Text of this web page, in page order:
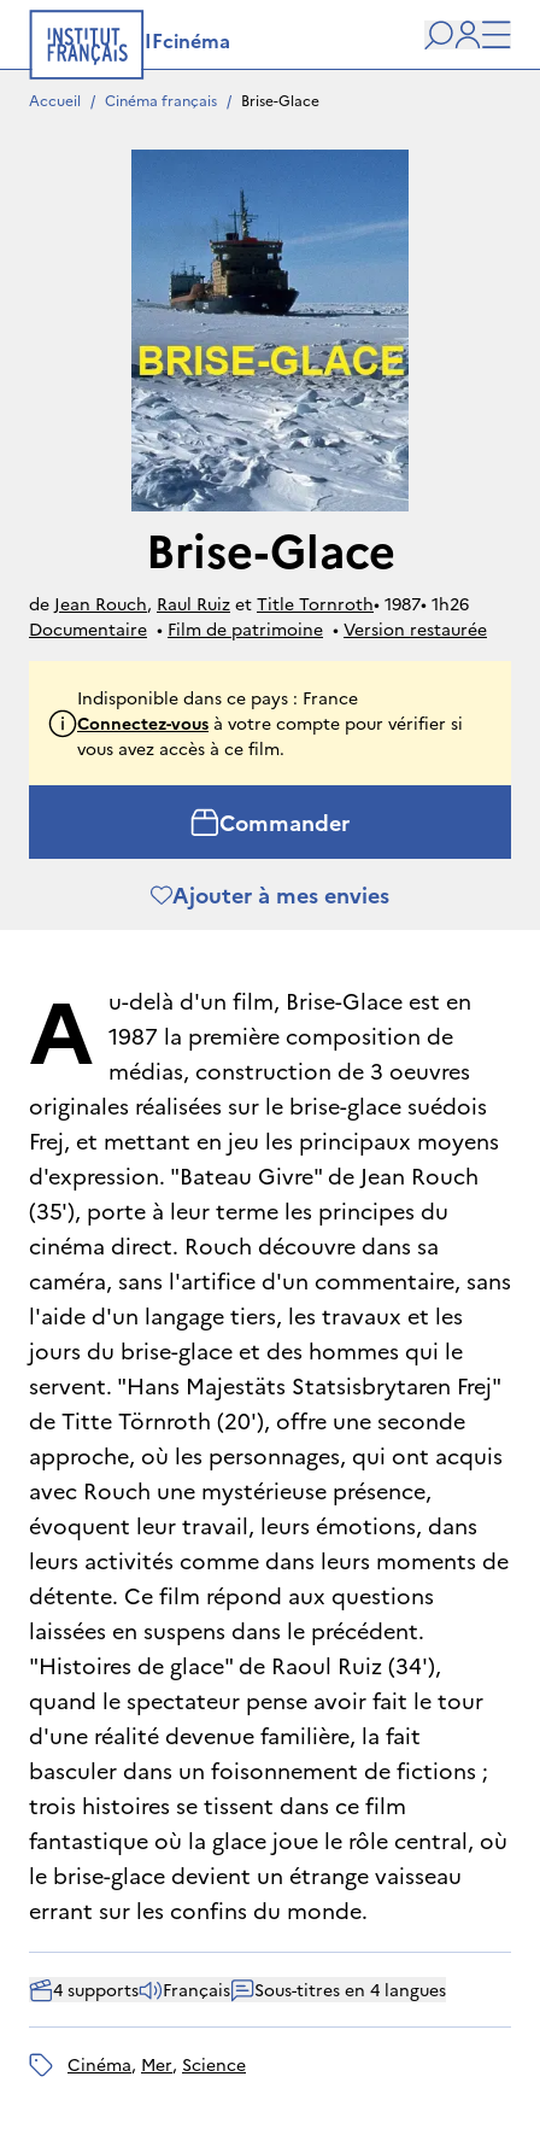
IFcinéma
user
Accueil / Cinéma français / Brise-Glace
Brise-Glace
de Jean Rouch, Raul Ruiz et Title Tornroth• 1987• 1h26
Documentaire • Film de patrimoine • Version restaurée
Indisponible dans ce pays : France
Connectez-vous à votre compte pour vérifier si
vous avez accès à ce film.
Commander
Ajouter à mes envies
A u-delà d'un film, Brise-Glace est en
1987 la première composition de
médias, construction de 3 oeuvres
originales réalisées sur le brise-glace suédois
Frej, et mettant en jeu les principaux moyens
d'expression. "Bateau Givre" de Jean Rouch
(35'), porte à leur terme les principes du
cinéma direct. Rouch découvre dans sa
caméra, sans l'artifice d'un commentaire, sans
l'aide d'un langage tiers, les travaux et les
jours du brise-glace et des hommes qui le
servent. "Hans Majestäts Statsisbrytaren Frej"
de Titte Törnroth (20'), offre une seconde
approche, où les personnages, qui ont acquis
avec Rouch une mystérieuse présence,
évoquent leur travail, leurs émotions, dans
leurs activités comme dans leurs moments de
détente. Ce film répond aux questions
laissées en suspens dans le précédent.
"Histoires de glace" de Raoul Ruiz (34'),
quand le spectateur pense avoir fait le tour
d'une réalité devenue familière, la fait
basculer dans un foisonnement de fictions ;
trois histoires se tissent dans ce film
fantastique où la glace joue le rôle central, où
le brise-glace devient un étrange vaisseau
errant sur les confins du monde.
4 supports Français Sous-titres en 4 langues
cinéma, mer, science